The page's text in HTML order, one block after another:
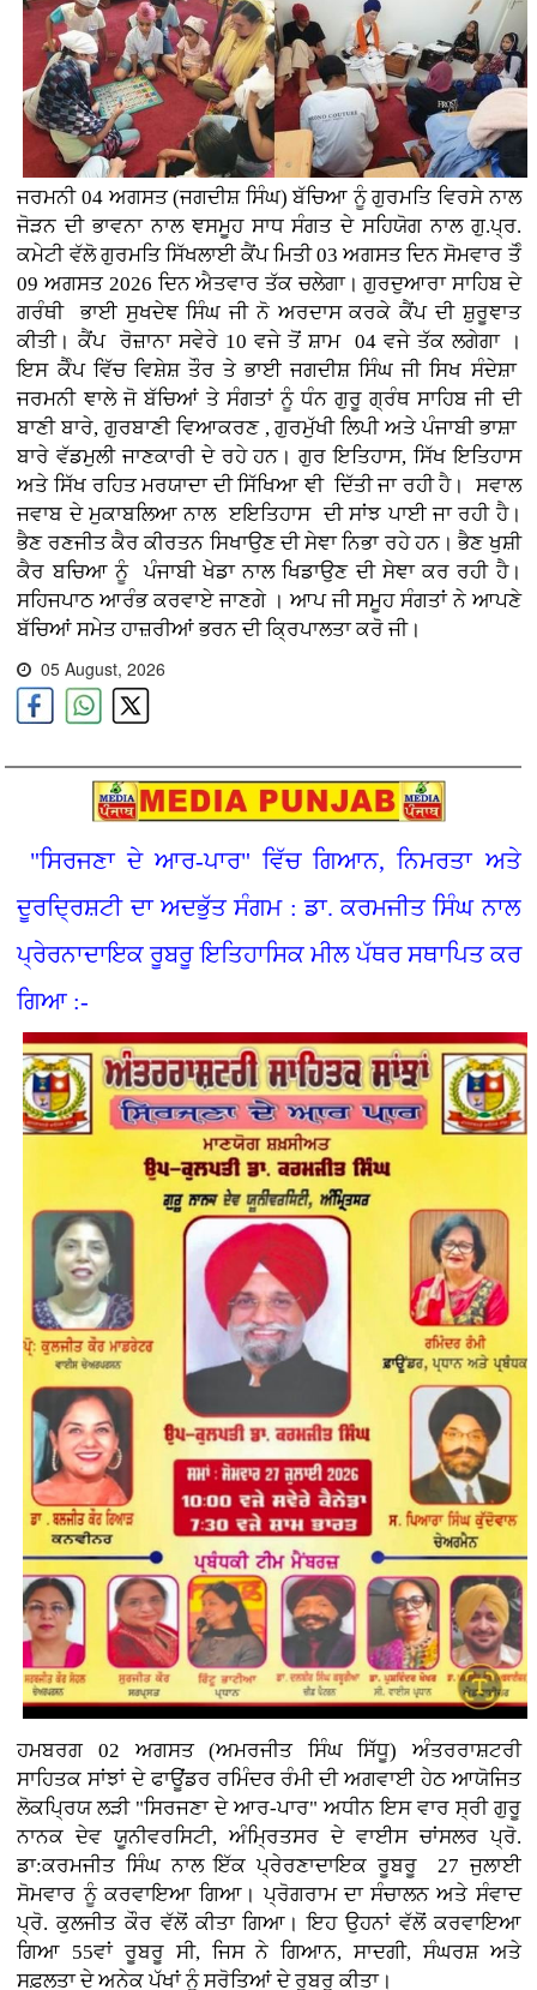
ਜਰਮਨੀ04 ਅਗਸਤ (ਜਗਦੀਸ਼ ਸਿੰਘ) ਬੱਚਿਆ ਨੂੰ ਗੁਰਮਤਿ ਵਿਰਸੇ ਨਾਲ
ਜੋੜਨ ਦੀ ਭਾਵਨਾ ਨਾਲ ਞਸਮੂਹ ਸਾਧ ਸੰਗਤ ਦੇ ਸਹਿਯੋਗ ਨਾਲ ਗੁ.ਪ੍ਰ.
ਕਮੇਟੀ ਵੱਲੋ ਗੁਰਮਤਿ ਸਿੱਖਲਾਈ ਕੈਂਪ ਮਿਤੀ 03 ਅਗਸਤ ਦਿਨ ਸੋਮਵਾਰ ਤੋੰ
09 ਅਗਸਤ 2026 ਦਿਨ ਐਤਵਾਰ ਤੱਕ ਚਲੇਗਾ। ਗੁਰਦੁਆਰਾ ਸਾਹਿਬ ਦੇ
ਗਰੰਥੀ ਭਾਈ ਸੁਖਦੇਞ ਸਿੰਘ ਜੀ ਨੋ ਅਰਦਾਸ ਕਰਕੇ ਕੈਂਪ ਦੀ ਸ਼ੁਰੂਞਾਤ
ਕੀਤੀ। ਕੈਂਪ ਰੋਜ਼ਾਨਾ ਸਵੇਰੇ 10 ਵਜੇ ਤੋਂ ਸ਼ਾਮ 04 ਵਜੇ ਤੱਕ ਲਗੇਗਾ ।
ਇਸ ਕੈੰਪ ਵਿੱਚ ਵਿਸ਼ੇਸ਼ ਤੌਰ ਤੇ ਭਾਈ ਜਗਦੀਸ਼ ਸਿੰਘ ਜੀ ਸਿਖ ਸੰਦੇਸ਼ਾ
ਜਰਮਨੀ ਞਾਲੇ ਜੋ ਬੱਚਿਆਂ ਤੇ ਸੰਗਤਾਂ ਨੂੰ ਧੰਨ ਗੁਰੂ ਗ੍ਰੰਥ ਸਾਹਿਬ ਜੀ ਦੀ
ਬਾਣੀ ਬਾਰੇ, ਗੁਰਬਾਣੀ ਵਿਆਕਰਣ , ਗੁਰਮੁੱਖੀ ਲਿਪੀ ਅਤੇ ਪੰਜਾਬੀ ਭਾਸ਼ਾ
ਬਾਰੇ ਵੱਡਮੁਲੀ ਜਾਣਕਾਰੀ ਦੇ ਰਹੇ ਹਨ। ਗੁਰ ਇਤਿਹਾਸ, ਸਿੱਖ ਇਤਿਹਾਸ
ਅਤੇ ਸਿੱਖ ਰਹਿਤ ਮਰਯਾਦਾ ਦੀ ਸਿੱਖਿਆ ਞੀ ਦਿੱਤੀ ਜਾ ਰਹੀ ਹੈ। ਸਵਾਲ
ਜਵਾਬ ਦੇ ਮੁਕਾਬਲਿਆ ਨਾਲ ੲਇਤਿਹਾਸ ਦੀ ਸਾਂਝ ਪਾਈ ਜਾ ਰਹੀ ਹੈ।
ਭੈਣ ਰਣਜੀਤ ਕੈਰ ਕੀਰਤਨ ਸਿਖਾਉਣ ਦੀ ਸੇਞਾ ਨਿਭਾ ਰਹੇ ਹਨ। ਭੈਣ ਖੁਸ਼ੀ
ਕੈਰ ਬਚਿਆ ਨੂੰ ਪੰਜਾਬੀ ਖੇਡਾ ਨਾਲ ਖਿਡਾਉਣ ਦੀ ਸੇਞਾ ਕਰ ਰਹੀ ਹੈ।
ਸਹਿਜਪਾਠ ਆਰੰਭ ਕਰਵਾਏ ਜਾਣਗੇ । ਆਪ ਜੀ ਸਮੂਹ ਸੰਗਤਾਂ ਨੇ ਆਪਣੇ
ਬੱਚਿਆਂ ਸਮੇਤ ਹਾਜ਼ਰੀਆਂ ਭਰਨ ਦੀ ਕ੍ਰਿਪਾਲਤਾ ਕਰੋ ਜੀ।
05 August, 2026
"ਸਿਰਜਣਾ ਦੇ ਆਰ-ਪਾਰ" ਵਿੱਚ ਗਿਆਨ, ਨਿਮਰਤਾ ਅਤੇ
ਦੂਰਦ੍ਰਿਸ਼ਟੀ ਦਾ ਅਦਭੁੱਤ ਸੰਗਮ : ਡਾ. ਕਰਮਜੀਤ ਸਿੰਘ ਨਾਲ
ਪ੍ਰੇਰਨਾਦਾਇਕ ਰੂਬਰੂ ਇਤਿਹਾਸਿਕ ਮੀਲ ਪੱਥਰ ਸਥਾਪਿਤ ਕਰ
ਗਿਆ :-
ਹਮਬਰਗ 02 ਅਗਸਤ (ਅਮਰਜੀਤ ਸਿੰਘ ਸਿੱਧੂ) ਅੰਤਰਰਾਸ਼ਟਰੀ
ਸਾਹਿਤਕ ਸਾਂਝਾਂ ਦੇ ਫਾਊਂਡਰ ਰਮਿੰਦਰ ਰੰਮੀ ਦੀ ਅਗਵਾਈ ਹੇਠ ਆਯੋਜਿਤ
ਲੋਕਪ੍ਰਿਯ ਲੜੀ "ਸਿਰਜਣਾ ਦੇ ਆਰ-ਪਾਰ" ਅਧੀਨ ਇਸ ਵਾਰ ਸ੍ਰੀ ਗੁਰੂ
ਨਾਨਕ ਦੇਵ ਯੂਨੀਵਰਸਿਟੀ, ਅੰਮ੍ਰਿਤਸਰ ਦੇ ਵਾਈਸ ਚਾਂਸਲਰ ਪ੍ਰੋ.
ਡਾ:ਕਰਮਜੀਤ ਸਿੰਘ ਨਾਲ ਇੱਕ ਪ੍ਰੇਰਣਾਦਾਇਕ ਰੂਬਰੂ 27 ਜੁਲਾਈ
ਸੋਮਵਾਰ ਨੂੰ ਕਰਵਾਇਆ ਗਿਆ। ਪ੍ਰੋਗਰਾਮ ਦਾ ਸੰਚਾਲਨ ਅਤੇ ਸੰਵਾਦ
ਪ੍ਰੋ. ਕੁਲਜੀਤ ਕੌਰ ਵੱਲੋਂ ਕੀਤਾ ਗਿਆ। ਇਹ ਉਹਨਾਂ ਵੱਲੋਂ ਕਰਵਾਇਆ
ਗਿਆ 55ਵਾਂ ਰੂਬਰੂ ਸੀ, ਜਿਸ ਨੇ ਗਿਆਨ, ਸਾਦਗੀ, ਸੰਘਰਸ਼ ਅਤੇ
ਸਫ਼ਲਤਾ ਦੇ ਅਨੇਕ ਪੱਖਾਂ ਨੂੰ ਸਰੋਤਿਆਂ ਦੇ ਰੂਬਰੂ ਕੀਤਾ।